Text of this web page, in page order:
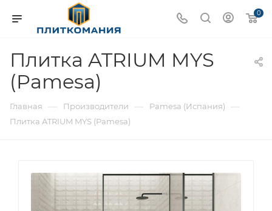
0
Плитка ATRIUM MYS
(Pamesa)
Главная — Производители — Pamesa (Испания) —
Плитка ATRIUM MYS (Pamesa)